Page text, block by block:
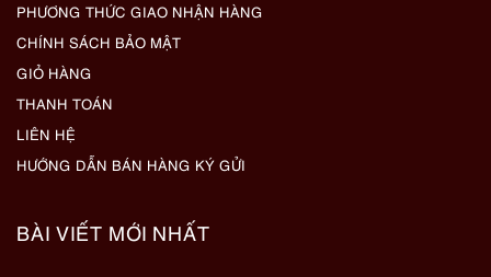
PHƯƠNG THỨC GIAO NHẬN HÀNG
CHÍNH SÁCH BẢO MẬT
GIỎ HÀNG
THANH TOÁN
LIÊN HỆ
HƯỚNG DẪN BÁN HÀNG KÝ GỬI
BÀI VIẾT MỚI NHẤT